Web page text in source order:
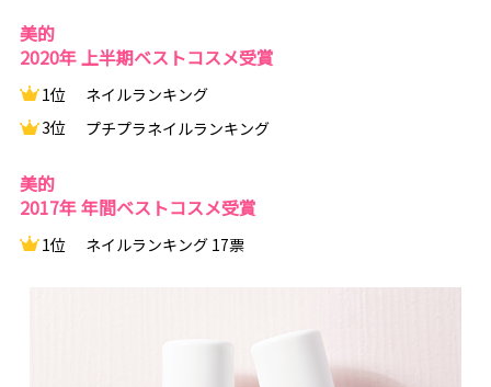
美的
2020年 上半期ベストコスメ受賞
1位
ネイルランキング
3位
プチプラネイルランキング
美的
2017年 年間ベストコスメ受賞
1位 ネイルランキング 17票